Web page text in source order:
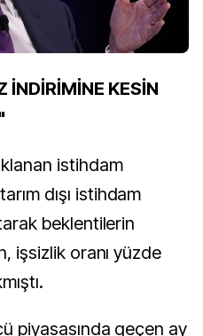
İNDİRİMİNE KESİN
istihdam
dışı istihdam
beklentilerin
işsizlik oranı yüzde
piyasasında geçen ay